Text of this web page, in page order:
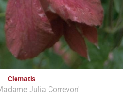
Clematis
Julia Correvon'